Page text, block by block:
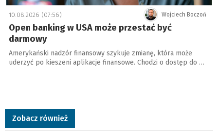
Wojciech Boczoń
10.08.2026 (07:56)
Open banking w USA może przestać być
darmowy
Amerykański nadzór finansowy szykuje zmianę, która może
uderzyć po kieszeni aplikacje finansowe. Chodzi o dostęp do …
Zobacz również